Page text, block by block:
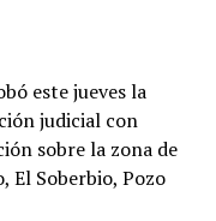
este jueves la
judicial con
sobre la zona de
El Soberbio, Pozo